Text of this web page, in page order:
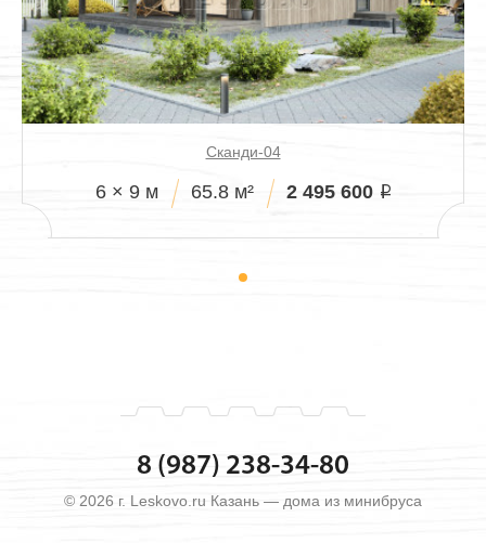
Сканди-04
6 × 9 м 65.8 м² 2 495 600 i
8 (987) 238-34-80
© 2026 г. Leskovo.ru Казань — дома из минибруса